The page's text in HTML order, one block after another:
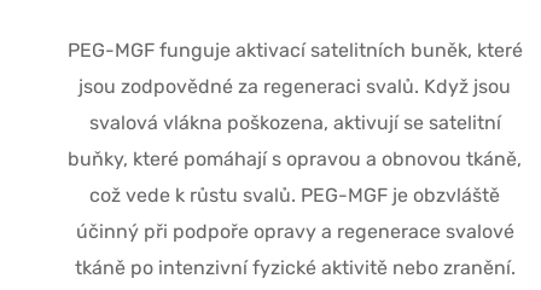
byla:
$46.14.
je:
$40.37.
PEG-MGF funguje aktivací satelitních buněk, které
jsou zodpovědné za regeneraci svalů. Když jsou
svalová vlákna poškozena, aktivují se satelitní
buňky, které pomáhají s opravou a obnovou tkáně,
což vede k růstu svalů. PEG-MGF je obzvláště
účinný při podpoře opravy a regenerace svalové
tkáně po intenzivní fyzické aktivitě nebo zranění.